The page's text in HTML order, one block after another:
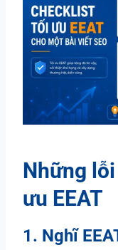
Những
ưu EEAT
1. Nghĩ